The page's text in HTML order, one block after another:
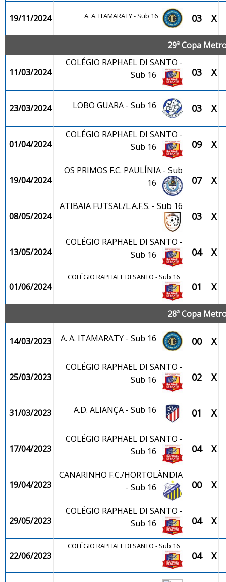
19/11/2024 A. A. ITAMARATY - Sub 16 03 X
29ª Copa
11/03/2024
COLÉGIO RAPHAEL DI SANTO -
Sub 16
03 X
23/03/2024 LOBO GUARA - Sub 16 03 X
01/04/2024
COLÉGIO RAPHAEL DI SANTO -
Sub 16
09 X
19/04/2024
OS PRIMOS F.C. PAULÍNIA - Sub
16
07 X
08/05/2024
ATIBAIA FUTSAL/L.A.F.S. - Sub 16
03 X
13/05/2024
COLÉGIO RAPHAEL DI SANTO -
Sub 16
04 X
01/06/2024
COLÉGIO RAPHAEL DI SANTO - Sub 16
01 X
28ª Copa
14/03/2023 A. A. ITAMARATY - Sub 16 00 X
25/03/2023
COLÉGIO RAPHAEL DI SANTO -
Sub 16
02 X
31/03/2023 A.D. ALIANÇA - Sub 16 01 X
17/04/2023
COLÉGIO RAPHAEL DI SANTO -
Sub 16
04 X
19/04/2023
CANARINHO F.C./HORTOLÀNDIA
- Sub 16
00 X
29/05/2023
COLÉGIO RAPHAEL DI SANTO -
Sub 16
04 X
22/06/2023
COLÉGIO RAPHAEL DI SANTO - Sub 16
04 X